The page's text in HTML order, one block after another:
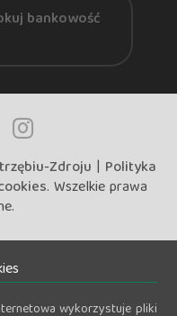
bankowość
Zdroju | Polityka
. Wszelkie prawa
wykorzystuje pliki